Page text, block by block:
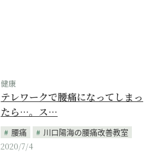
健康
テレワークで腰痛になってしまっ
たら…。ス…
腰痛
川口陽海の腰痛改善教室
2020/7/4